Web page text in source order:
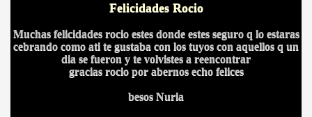
Felicidades Rocio
Muchas felicidades rocio estes donde estes seguro q lo estaras
cebrando como ati te gustaba con los tuyos con aquellos q un
dia se fueron y te volvistes a reencontrar
gracias rocio por abernos echo felices
besos Nuria